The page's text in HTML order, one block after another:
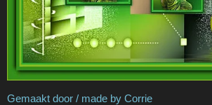
Gemaakt door /